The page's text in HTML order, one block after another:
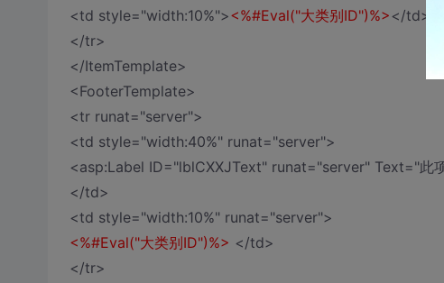
<td style="width:10%"><%#Eval("大类别ID")%></td>
</tr>
</ItemTemplate>
<FooterTemplate>
<tr runat="server">
<td style="width:40%" runat="server">
<asp:Label ID="lblCXXJText" runat="server" Text="此
</td>
<td style="width:10%" runat="server">
<%#Eval("大类别ID")%> </td>
</tr>